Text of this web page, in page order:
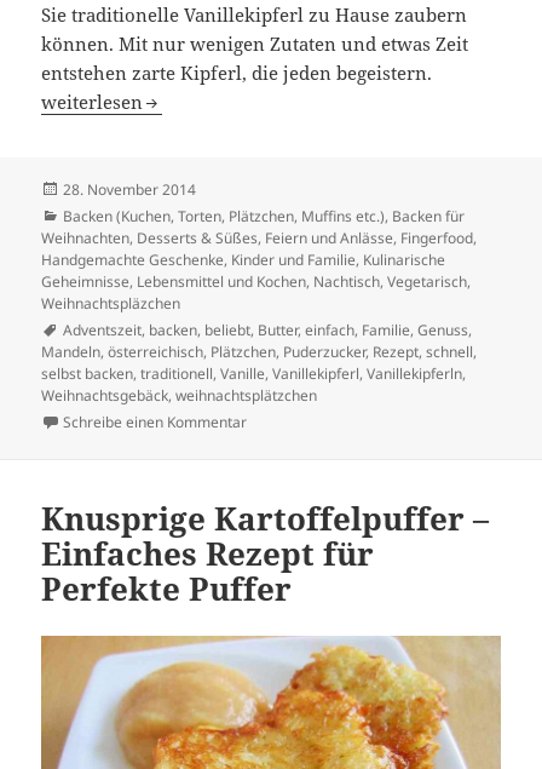
Sie traditionelle Vanillekipferl zu Hause zaubern
können. Mit nur wenigen Zutaten und etwas Zeit
entstehen zarte Kipferl, die jeden begeistern.
Unser berühmtes Rezept für Vanillekipferl – Perfekt für
weiterlesen
Veröffentlicht
am
28. November 2014
Kategorien
Backen (Kuchen, Torten, Plätzchen, Muffins etc.), Backen für
Weihnachten, Desserts & Süßes, Feiern und Anlässe, Fingerfood,
Handgemachte Geschenke, Kinder und Familie, Kulinarische
Geheimnisse, Lebensmittel und Kochen, Nachtisch,Vegetarisch,
Weihnachtspläzchen
Schlagwörter
Adventszeit, backen, beliebt, Butter,einfach, Familie,Genuss,
Mandeln,österreichisch, Plätzchen, Puderzucker, Rezept,schnell,
selbst backen,traditionell,Vanille,Vanillekipferl,Vanillekipferln,
Weihnachtsgebäck,weihnachtsplätzchen
Schreibe einen Kommentarzu Unser berühmtes Rezept für
Knusprige Kartoffelpuffer –
Einfaches Rezept für
Perfekte Puffer